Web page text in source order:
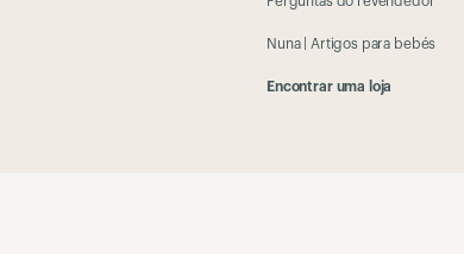
Nuna | Artigos para bebés
Encontrar uma loja